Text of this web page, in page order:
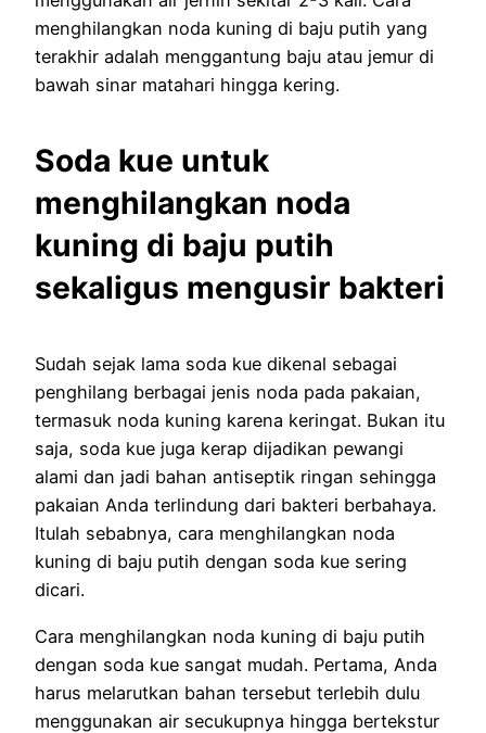
menghilangkan noda kuning di baju putih yang
terakhir adalah menggantung baju atau jemur di
bawah sinar matahari hingga kering.
Soda kue untuk
menghilangkan noda
kuning di baju putih
sekaligus mengusir bakteri
Sudah sejak lama soda kue dikenal sebagai
penghilang berbagai jenis noda pada pakaian,
termasuk noda kuning karena keringat. Bukan itu
saja, soda kue juga kerap dijadikan pewangi
alami dan jadi bahan antiseptik ringan sehingga
pakaian Anda terlindung dari bakteri berbahaya.
Itulah sebabnya, cara menghilangkan noda
kuning di baju putih dengan soda kue sering
dicari.
Cara menghilangkan noda kuning di baju putih
dengan soda kue sangat mudah. Pertama, Anda
harus melarutkan bahan tersebut terlebih dulu
menggunakan air secukupnya hingga bertekstur